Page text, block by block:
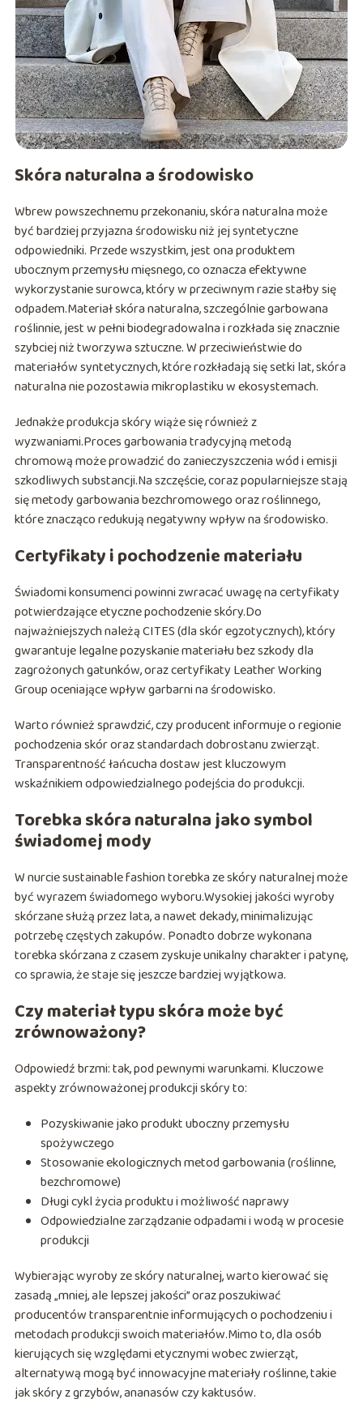
Skóra naturalna a środowisko
Wbrew powszechnemu przekonaniu, skóra naturalna może
być bardziej przyjazna środowisku niż jej syntetyczne
odpowiedniki. Przede wszystkim, jest ona produktem
ubocznym przemysłu mięsnego, co oznacza efektywne
wykorzystanie surowca, który w przeciwnym razie stałby się
odpadem.Materiał skóra naturalna, szczególnie garbowana
roślinnie, jest w pełni biodegradowalna i rozkłada się znacznie
szybciej niż tworzywa sztuczne. W przeciwieństwie do
materiałów syntetycznych, które rozkładają się setki lat, skóra
naturalna nie pozostawia mikroplastiku w ekosystemach.
Jednakże produkcja skóry wiąże się również z
wyzwaniami.Proces garbowania tradycyjną metodą
chromową może prowadzić do zanieczyszczenia wód i emisji
szkodliwych substancji.Na szczęście, coraz popularniejsze stają
się metody garbowania bezchromowego oraz roślinnego,
które znacząco redukują negatywny wpływ na środowisko.
Certyfikaty i pochodzenie materiału
Świadomi konsumenci powinni zwracać uwagę na certyfikaty
potwierdzające etyczne pochodzenie skóry.Do
najważniejszych należą CITES (dla skór egzotycznych), który
gwarantuje legalne pozyskanie materiału bez szkody dla
zagrożonych gatunków, oraz certyfikaty Leather Working
Group oceniające wpływ garbarni na środowisko.
Warto również sprawdzić, czy producent informuje o regionie
pochodzenia skór oraz standardach dobrostanu zwierząt.
Transparentność łańcucha dostaw jest kluczowym
wskaźnikiem odpowiedzialnego podejścia do produkcji.
Torebka skóra naturalna jako symbol
świadomej mody
W nurcie sustainable fashion torebka ze skóry naturalnej może
być wyrazem świadomego wyboru.Wysokiej jakości wyroby
skórzane służą przez lata, a nawet dekady, minimalizując
potrzebę częstych zakupów. Ponadto dobrze wykonana
torebka skórzana z czasem zyskuje unikalny charakter i patynę,
co sprawia, że staje się jeszcze bardziej wyjątkowa.
Czy materiał typu skóra może być
zrównoważony?
Odpowiedź brzmi: tak, pod pewnymi warunkami. Kluczowe
aspekty zrównoważonej produkcji skóry to:
Pozyskiwanie jako produkt uboczny przemysłu
spożywczego
Stosowanie ekologicznych metod garbowania (roślinne,
bezchromowe)
Długi cykl życia produktu i możliwość naprawy
Odpowiedzialne zarządzanie odpadami i wodą w procesie
produkcji
Wybierając wyroby ze skóry naturalnej, warto kierować się
zasadą „mniej, ale lepszej jakości” oraz poszukiwać
producentów transparentnie informujących o pochodzeniu i
metodach produkcji swoich materiałów.Mimo to, dla osób
kierujących się względami etycznymi wobec zwierząt,
alternatywą mogą być innowacyjne materiały roślinne, takie
jak skóry z grzybów, ananasów czy kaktusów.